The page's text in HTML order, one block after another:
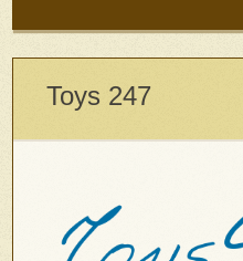
Toys 247